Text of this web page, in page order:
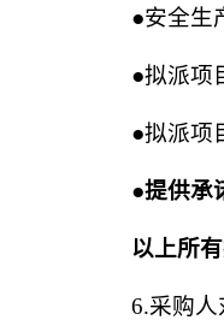
●安全生
●拟派项
●拟派项
●提供承
以上所
6.采购人